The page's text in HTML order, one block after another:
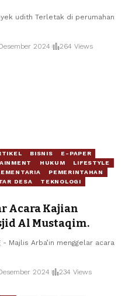
udith Terletak di perumahan
2024 264 Views
BISNIS
E-PAPER
HUKUM
LIFESTYLE
PEMERINTAHAN
DESA
TEKNOLOGI
Acara Kajian
Al Mustaqim.
Majlis Arba’in menggelar acara
2024 234 Views